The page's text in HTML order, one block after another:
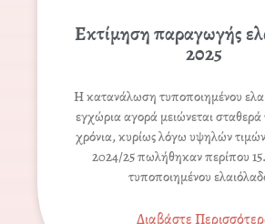
Εκτίμηση παραγωγής
2025
Η κατανάλωση τυποποιημένου
εγχώρια αγορά μειώνεται σταθερά
χρόνια, κυρίως λόγω υψηλών
2024/25 πωλήθηκαν περίπου
τυποποιημένου
Διαβάστε